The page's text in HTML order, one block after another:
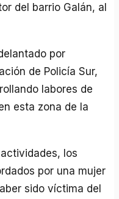
del barrio Galán, al
por
de Policía Sur,
labores de
esta zona de la
los
por una mujer
sido víctima del